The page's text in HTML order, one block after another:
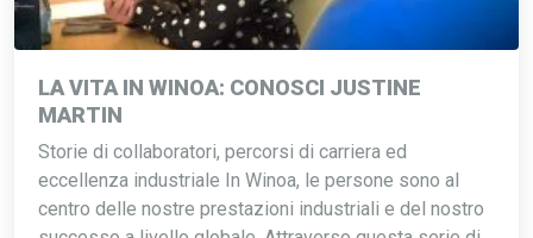
LA VITA IN WINOA: CONOSCI JUSTINE
MARTIN
Storie di collaboratori, percorsi di carriera ed
eccellenza industriale In Winoa, le persone sono al
centro delle nostre prestazioni industriali e del nostro